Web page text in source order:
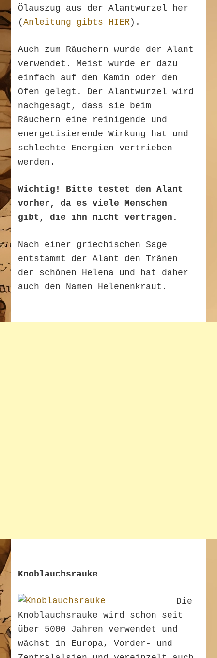
Ölauszug aus der Alantwurzel her
(Anleitung gibts HIER ).
Auch zum Räuchern wurde der Alant
verwendet. Meist wurde er dazu
einfach auf den Kamin oder den
Ofen gelegt. Der Alantwurzel wird
nachgesagt, dass sie beim
Räuchern eine reinigende und
energetisierende Wirkung hat und
schlechte Energien vertrieben
werden.
Wichtig! Bitte testet den Alant
vorher, da es viele Menschen
gibt, die ihn nicht vertragen.
Nach einer griechischen Sage
entstammt der Alant den Tränen
der schönen Helena und hat daher
auch den Namen Helenenkraut.
Knoblauchsrauke
Die
Knoblauchsrauke wird schon seit
über 5000 Jahren verwendet und
wächst in Europa, Vorder- und